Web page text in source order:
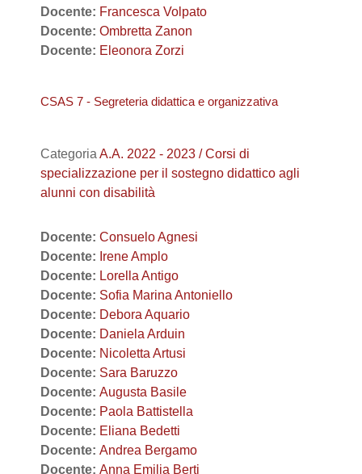
Docente: Francesca Volpato
Docente: Ombretta Zanon
Docente: Eleonora Zorzi
CSAS 7 - Segreteria didattica e organizzativa
Categoria A.A. 2022 - 2023 / Corsi di
specializzazione per il sostegno didattico agli
alunni con disabilità
Docente: Consuelo Agnesi
Docente: Irene Amplo
Docente: Lorella Antigo
Docente: Sofia Marina Antoniello
Docente: Debora Aquario
Docente: Daniela Arduin
Docente: Nicoletta Artusi
Docente: Sara Baruzzo
Docente: Augusta Basile
Docente: Paola Battistella
Docente: Eliana Bedetti
Docente: Andrea Bergamo
Docente: Anna Emilia Berti